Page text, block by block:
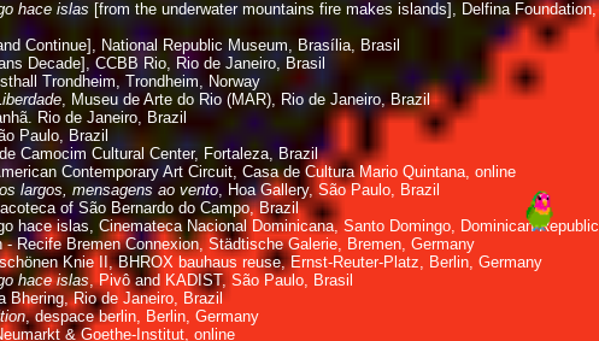
hace islas [from the underwater mountains fire makes islands], Delfina Foundation,
Continue], National Republic Museum, Brasília, Brasil
Decade], CCBB Rio, Rio de Janeiro, Brasil
Trondheim, Trondheim, Norway
, Museu de Arte do Rio (MAR), Rio de Janeiro, Brazil
Rio de Janeiro, Brazil
Paulo, Brazil
Camocim Cultural Center, Fortaleza, Brazil
Contemporary Art Circuit, Casa de Cultura Mario Quintana, online
largos, mensagens ao vento, Hoa Gallery, São Paulo, Brazil
of São Bernardo do Campo, Brazil
islas, Cinemateca Nacional Dominicana, Santo Domingo, Dominican Republic
Bremen Connexion, Städtische Galerie, Bremen, Germany
Knie II, BHROX bauhaus reuse, Ernst-Reuter-Platz, Berlin, Germany
hace islas, Pivô and KADIST, São Paulo, Brasil
Bhering, Rio de Janeiro, Brazil
,despace berlin, Berlin, Germany
& Goethe-Institut, online